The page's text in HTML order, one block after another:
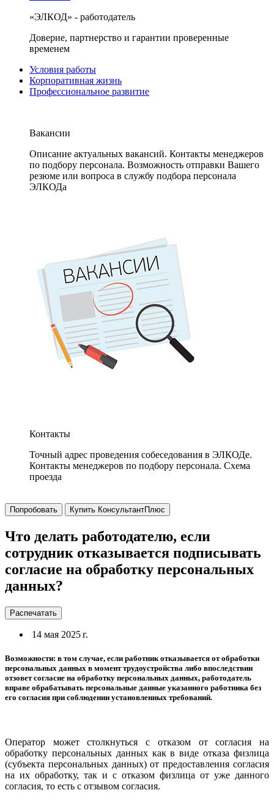
«ЭЛКОД» - работодатель
Доверие, партнерство и гарантии проверенные
временем
Условия работы
Корпоративная жизнь
Профессиональное развитие
Вакансии
Описание актуальных вакансий. Контакты менеджеров
по подбору персонала. Возможность отправки Вашего
резюме или вопроса в службу подбора персонала
ЭЛКОДа
Контакты
Точный адрес проведения собеседования в ЭЛКОДе.
Контакты менеджеров по подбору персонала. Схема
проезда
Попробовать Купить КонсультантПлюс
Что делать работодателю, если
сотрудник отказывается подписывать
согласие на обработку персональных
данных?
Распечатать
14 мая 2025 г.
Возможности: в том случае, если работник отказывается от обработки
персональных данных в момент трудоустройства либо впоследствии
отзовет согласие на обработку персональных данных, работодатель
вправе обрабатывать персональные данные указанного работника без
его согласия при соблюдении установленных требований.
Оператор может столкнуться с отказом от согласия на
обработку персональных данных как в виде отказа физлица
(субъекта персональных данных) от предоставления согласия
на их обработку, так и с отказом физлица от уже данного
согласия, то есть с отзывом согласия.